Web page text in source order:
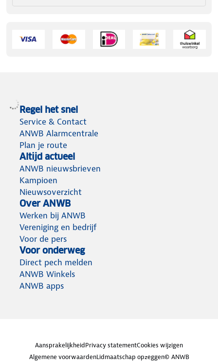
Regel het snel
Service & Contact
ANWB Alarmcentrale
Plan je route
Altijd actueel
ANWB nieuwsbrieven
Kampioen
Nieuwsoverzicht
Over ANWB
Werken bij ANWB
Vereniging en bedrijf
Voor de pers
Voor onderweg
Direct pech melden
ANWB Winkels
ANWB apps
AansprakelijkheidPrivacy statementCookies wijzigen
Algemene voorwaardenLidmaatschap opzeggen© ANWB